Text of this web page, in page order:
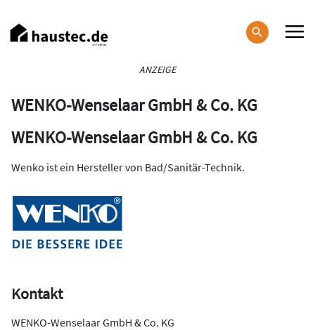
zum
Inhalt
ANZEIGE
WENKO-Wenselaar GmbH & Co. KG
WENKO-Wenselaar GmbH & Co. KG
Wenko ist ein Hersteller von Bad/Sanitär-Technik.
Kontakt
WENKO-Wenselaar GmbH & Co. KG